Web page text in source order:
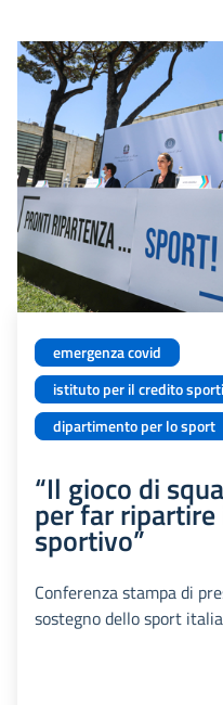
emergenza covid
istituto per il credito
dipartimento per lo sport
“Il gioco di
per far
sportivo”
Conferenza stampa di
sostegno dello sport